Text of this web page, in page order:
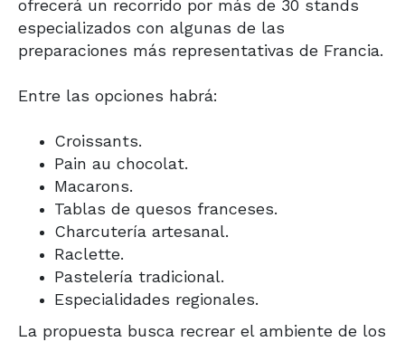
ofrecerá un recorrido por más de 30 stands
especializados con algunas de las
preparaciones más representativas de Francia.
Entre las opciones habrá:
Croissants.
Pain au chocolat.
Macarons.
Tablas de quesos franceses.
Charcutería artesanal.
Raclette.
Pastelería tradicional.
Especialidades regionales.
La propuesta busca recrear el ambiente de los